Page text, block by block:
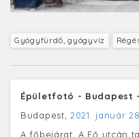
Gyógyfürdő, gyógyvíz
Épületfotó - Budapest
Budapest, 2021. január 28.
A főbejárat. A Fő utcán